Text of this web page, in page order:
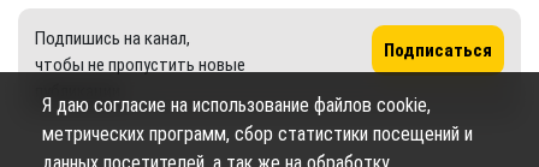
Подпишись на канал,
чтобы не пропустить новые
Подписаться
Я даю согласие на использование файлов cookie,
метрических программ, сбор статистики посещений и